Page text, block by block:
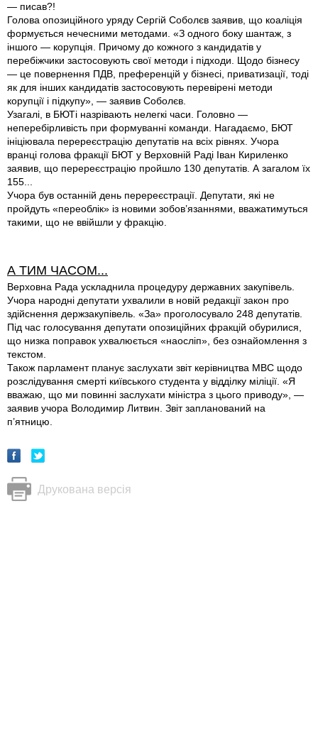
— писав?!
Голова опозиційного уряду Сергій Соболєв заявив, що коаліція
формується нечесними методами. «З одного боку шантаж, з
іншого — корупція. Причому до кожного з кандидатів у
перебіжчики застосовують свої методи і підходи. Щодо бізнесу
— це повернення ПДВ, преференцій у бізнесі, приватизації, тоді
як для інших кандидатів застосовують перевірені методи
корупції і підкупу», — заявив Соболєв.
Узагалі, в БЮТі назрівають нелегкі часи. Головно —
неперебірливість при формуванні команди. Нагадаємо, БЮТ
ініціювала перереєстрацію депутатів на всіх рівнях. Учора
вранці голова фракції БЮТ у Верховній Раді Іван Кириленко
заявив, що перереєстрацію пройшло 130 депутатів. А загалом їх
155...
Учора був останній день перереєстрації. Депутати, які не
пройдуть «переоблік» із новими зобов’язаннями, вважатимуться
такими, що не ввійшли у фракцію.
А ТИМ ЧАСОМ...
Верховна Рада ускладнила процедуру дер­жавних закупівель.
Учора народні депутати ухвалили в новій редакції закон про
здійснення держзакупівель. «За» проголосувало 248 депутатів.
Під час голосування депутати опозиційних фракцій обурилися,
що низка поправок ухвалюється «наосліп», без ознайомлення з
текстом.
Також парламент планує заслухати звіт керівництва МВС щодо
розслідування смерті київського студента у відділку міліції. «Я
вважаю, що ми повинні заслухати міністра з цього приводу», —
заявив учора Володимир Литвин. Звіт запланований на
п’ятницю.
Друкована версія